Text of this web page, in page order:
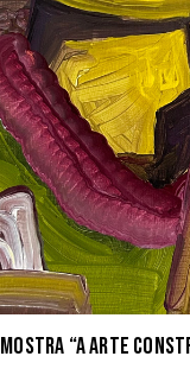
Mostra “A Arte